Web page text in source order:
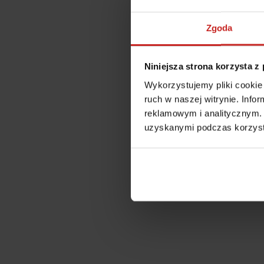
Zgoda
Niniejsza strona korzysta z
Wykorzystujemy pliki
ruch w naszej witrynie.
reklamowym i
uzyskanymi podczas